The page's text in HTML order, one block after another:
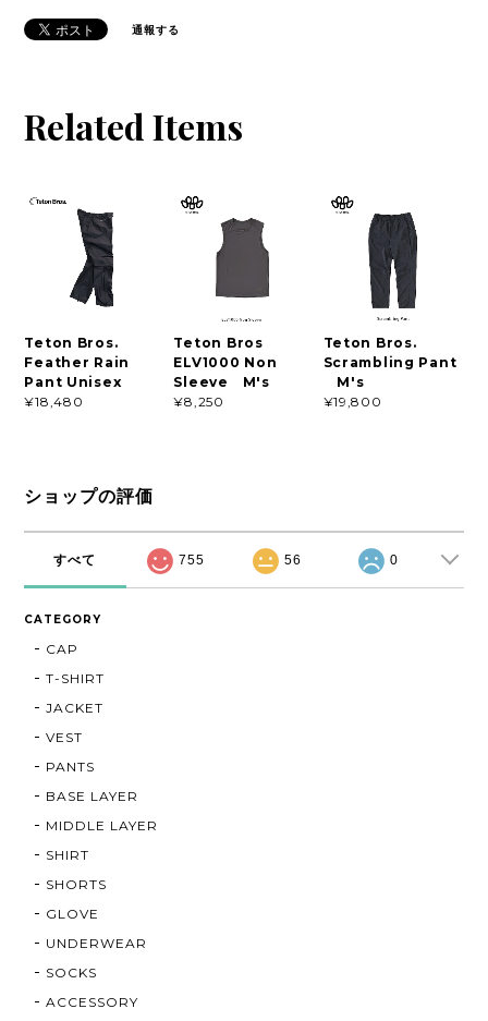
通報する
Related Items
Teton Bros.
Feather Rain
Pant Unisex
¥18,480
Teton Bros
ELV1000 Non
Sleeve M's
¥8,250
Teton Bros.
Scrambling Pant
M's
¥19,800
ショップの評価
すべて 755 56 0
CATEGORY
CAP
T-SHIRT
JACKET
VEST
PANTS
BASE LAYER
MIDDLE LAYER
SHIRT
SHORTS
GLOVE
UNDERWEAR
SOCKS
ACCESSORY